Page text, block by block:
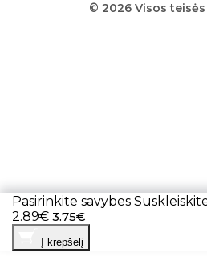
© 2026 Visos
Pasirinkite savybes
2.89€ 3.75€
Į krepšelį